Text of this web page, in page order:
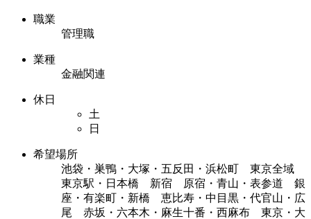
職業
管理職
業種
金融関連
休日
土
日
希望場所
池袋・巣鴨・大塚・五反田・浜松町 東京全域
東京駅・日本橋 新宿 原宿・青山・表参道 銀
座・有楽町・新橋 恵比寿・中目黒・代官山・広
尾 赤坂・六本木・麻生十番・西麻布 東京・大